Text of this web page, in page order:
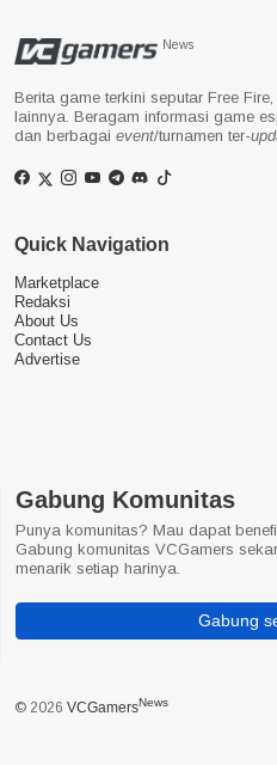
News
Berita game terkini seputar Free
lainnya. Beragam informasi game
dan berbagai event/turnamen ter-
Quick Navigation
Marketplace
Redaksi
About Us
Contact Us
Advertise
Gabung Komunitas
Punya komunitas? Mau dapat
Gabung komunitas VCGamers
menarik setiap harinya.
Gabung
© 2026 VCGamersNews